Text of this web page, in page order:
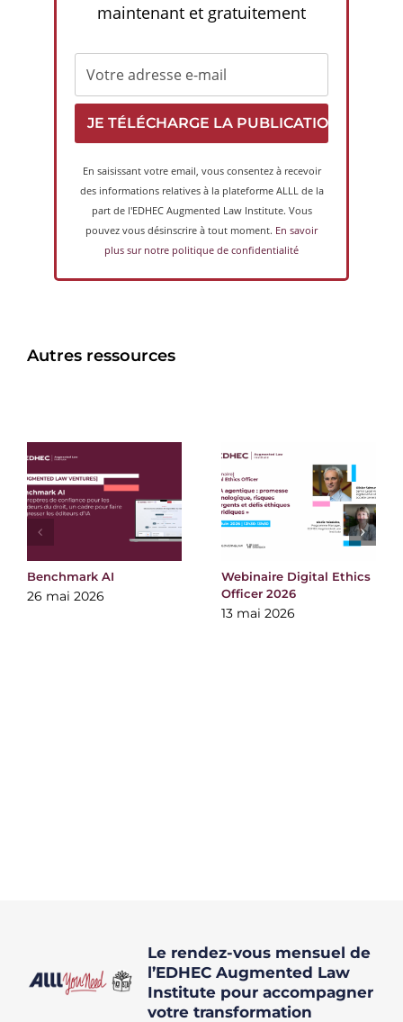
maintenant et gratuitement
En saisissant votre email, vous consentez à recevoir
des informations relatives à la plateforme ALLL de la
part de l'EDHEC Augmented Law Institute. Vous
pouvez vous désinscrire à tout moment. En savoir
plus sur notre politique de confidentialité
Autres ressources
Benchmark AI
26 mai 2026
Webinaire Digital Ethics
Officer 2026
13 mai 2026
Le rendez-vous mensuel de
l’EDHEC Augmented Law
Institute pour accompagner
votre transformation